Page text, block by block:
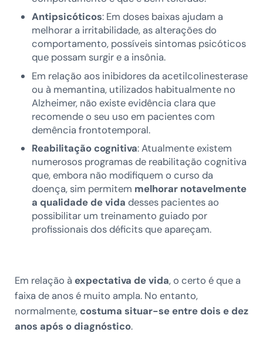
Antipsicóticos: Em doses baixas ajudam a
melhorar a irritabilidade, as alterações do
comportamento, possíveis sintomas psicóticos
que possam surgir e a insônia.
Em relação aos inibidores da acetilcolinesterase
ou à memantina, utilizados habitualmente no
Alzheimer, não existe evidência clara que
recomende o seu uso em pacientes com
demência frontotemporal.
Reabilitação cognitiva: Atualmente existem
numerosos programas de reabilitação cognitiva
que, embora não modifiquem o curso da
doença, sim permitem melhorar notavelmente
a qualidade de vida desses pacientes ao
possibilitar um treinamento guiado por
profissionais dos déficits que apareçam.
Em relação à expectativa de vida, o certo é que a
faixa de anos é muito ampla. No entanto,
normalmente, costuma situar-se entre dois e dez
anos após o diagnóstico.